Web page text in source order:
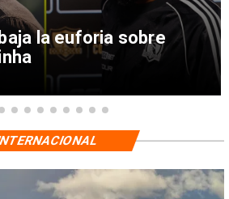
la euforia sobre